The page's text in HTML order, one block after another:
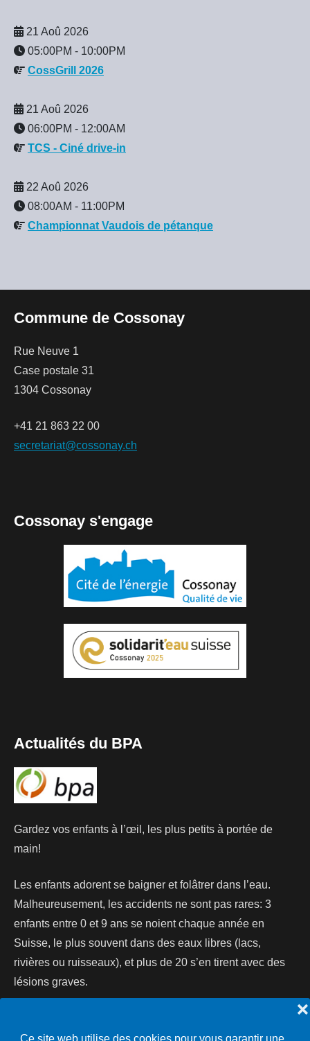
❌
21 Aoû 2026
05:00PM - 10:00PM
CossGrill 2026
21 Aoû 2026
06:00PM - 12:00AM
TCS - Ciné drive-in
22 Aoû 2026
08:00AM - 11:00PM
Championnat Vaudois de pétanque
Commune de Cossonay
Rue Neuve 1
Case postale 31
1304 Cossonay
+41 21 863 22 00
secretariat@cossonay.ch
Cossonay s'engage
Actualités du BPA
Gardez vos enfants à l’œil, les plus petits à portée de
main!
Les enfants adorent se baigner et folâtrer dans l’eau.
Malheureusement, les accidents ne sont pas rares: 3
enfants entre 0 et 9 ans se noient chaque année en
Suisse, le plus souvent dans des eaux libres (lacs,
rivières ou ruisseaux), et plus de 20 s’en tirent avec des
lésions graves.